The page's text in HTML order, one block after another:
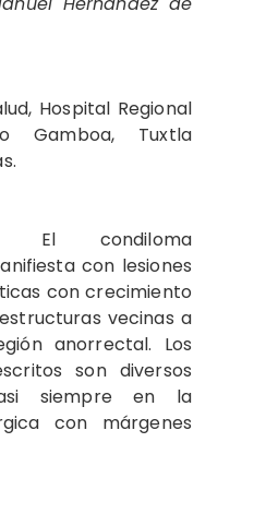
Hospital Regional
Gamboa, Tuxtla
El condiloma
con lesiones
con crecimiento
vecinas a
anorrectal. Los
son diversos
siempre en la
con márgenes